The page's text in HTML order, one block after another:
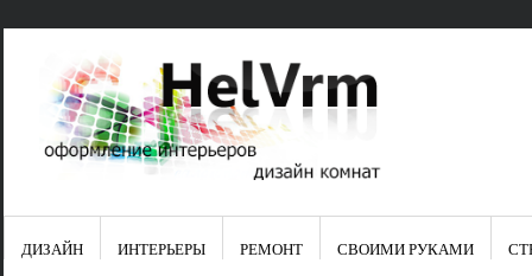
Свежие
ДИЗАЙН ИНТЕРЬЕРЫ РЕМОНТ СВОИМИ РУКАМИ